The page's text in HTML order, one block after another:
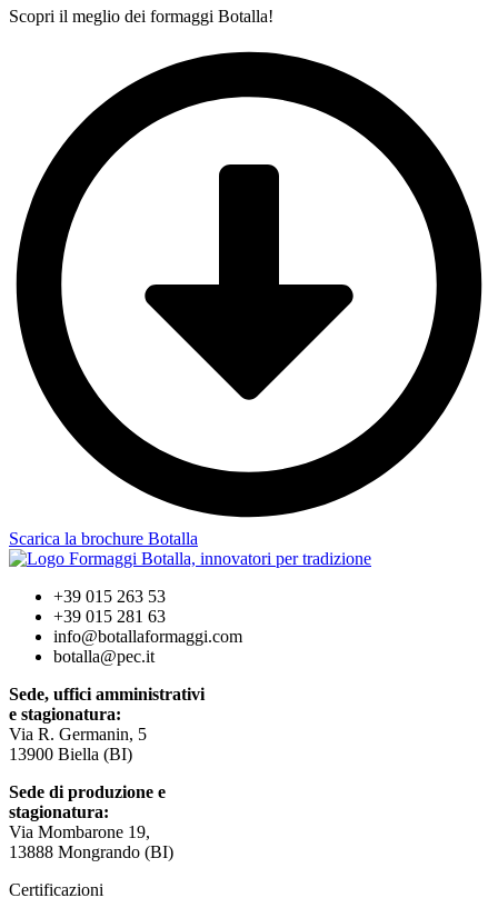
Scopri il meglio dei formaggi Botalla!
Scarica la brochure Botalla
+39 015 263 53
+39 015 281 63
info@botallaformaggi.com
botalla@pec.it
Sede, uffici amministrativi
e stagionatura:
Via R. Germanin, 5
13900 Biella (BI)
Sede di produzione e
stagionatura:
Via Mombarone 19,
13888 Mongrando (BI)
Certificazioni